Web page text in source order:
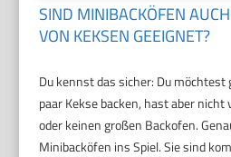
SIND MINIBACKÖFEN
VON KEKSEN GEEIGNET?
Du kennst das sicher: Du möchtest
paar Kekse backen, hast aber nicht
oder keinen großen Backofen.
Minibacköfen ins Spiel. Sie sind